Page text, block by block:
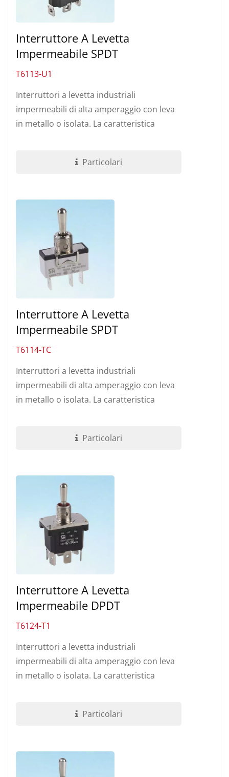
Interruttore A Levetta
Impermeabile SPDT
T6113-U1
Interruttori a levetta industriali
impermeabili di alta amperaggio con leva
in metallo o isolata. La caratteristica
Particolari
Interruttore A Levetta
Impermeabile SPDT
T6114-TC
Interruttori a levetta industriali
impermeabili di alta amperaggio con leva
in metallo o isolata. La caratteristica
Particolari
Interruttore A Levetta
Impermeabile DPDT
T6124-T1
Interruttori a levetta industriali
impermeabili di alta amperaggio con leva
in metallo o isolata. La caratteristica
Particolari